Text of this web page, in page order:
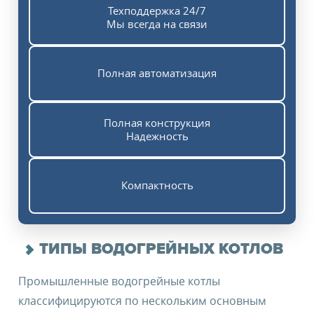
Техподдержка 24/7
Мы всегда на связи
Полная автоматизация
Полная конструкция
Надежность
Компактность
ТИПЫ ВОДОГРЕЙНЫХ КОТЛОВ
Промышленные водогрейные котлы
классифицируются по нескольким основным